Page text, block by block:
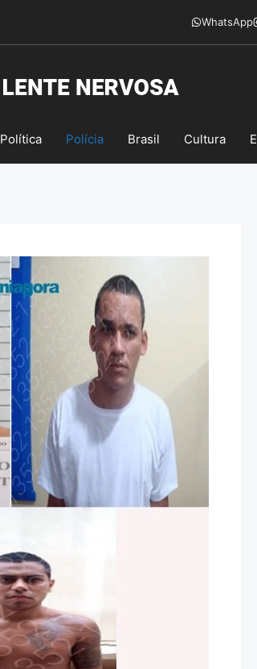
WhatsApp
Política Polícia Brasil Cultura